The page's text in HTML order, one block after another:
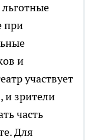
льготные
при
и
участвует
и зрители
часть
Для